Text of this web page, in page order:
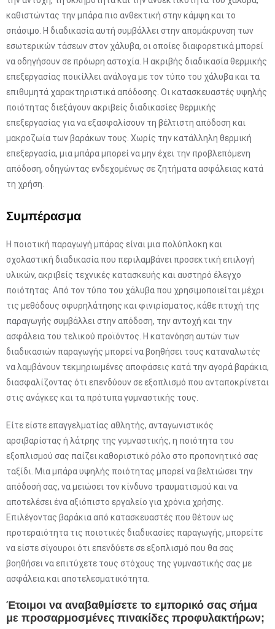
καθιστώντας την μπάρα πιο ανθεκτική στην κάμψη και το
σπάσιμο. Η διαδικασία αυτή συμβάλλει στην απομάκρυνση των
εσωτερικών τάσεων στον χάλυβα, οι οποίες διαφορετικά μπορεί
να οδηγήσουν σε πρόωρη αστοχία. Η ακριβής διαδικασία θερμικής
επεξεργασίας ποικίλλει ανάλογα με τον τύπο του χάλυβα και τα
επιθυμητά χαρακτηριστικά απόδοσης. Οι κατασκευαστές υψηλής
ποιότητας διεξάγουν ακριβείς διαδικασίες θερμικής
επεξεργασίας για να εξασφαλίσουν τη βέλτιστη απόδοση και
μακροζωία των βαράκων τους. Χωρίς την κατάλληλη θερμική
επεξεργασία, μια μπάρα μπορεί να μην έχει την προβλεπόμενη
απόδοση, οδηγώντας ενδεχομένως σε ζητήματα ασφάλειας κατά
τη χρήση.
Συμπέρασμα
Η ποιοτική παραγωγή μπάρας είναι μια πολύπλοκη και
σχολαστική διαδικασία που περιλαμβάνει προσεκτική επιλογή
υλικών, ακριβείς τεχνικές κατασκευής και αυστηρό έλεγχο
ποιότητας. Από τον τύπο του χάλυβα που χρησιμοποιείται μέχρι
τις μεθόδους σφυρηλάτησης και φινιρίσματος, κάθε πτυχή της
παραγωγής συμβάλλει στην απόδοση, την αντοχή και την
ασφάλεια του τελικού προϊόντος. Η κατανόηση αυτών των
διαδικασιών παραγωγής μπορεί να βοηθήσει τους καταναλωτές
να λαμβάνουν τεκμηριωμένες αποφάσεις κατά την αγορά βαράκια,
διασφαλίζοντας ότι επενδύουν σε εξοπλισμό που ανταποκρίνεται
στις ανάγκες και τα πρότυπα γυμναστικής τους.
Είτε είστε επαγγελματίας αθλητής, ανταγωνιστικός
αρσιβαρίστας ή λάτρης της γυμναστικής, η ποιότητα του
εξοπλισμού σας παίζει καθοριστικό ρόλο στο προπονητικό σας
ταξίδι. Μια μπάρα υψηλής ποιότητας μπορεί να βελτιώσει την
απόδοσή σας, να μειώσει τον κίνδυνο τραυματισμού και να
αποτελέσει ένα αξιόπιστο εργαλείο για χρόνια χρήσης.
Επιλέγοντας βαράκια από κατασκευαστές που θέτουν ως
προτεραιότητα τις ποιοτικές διαδικασίες παραγωγής, μπορείτε
να είστε σίγουροι ότι επενδύετε σε εξοπλισμό που θα σας
βοηθήσει να επιτύχετε τους στόχους της γυμναστικής σας με
ασφάλεια και αποτελεσματικότητα.
Έτοιμοι να αναβαθμίσετε το εμπορικό σας σήμα
με προσαρμοσμένες πινακίδες προφυλακτήρων;